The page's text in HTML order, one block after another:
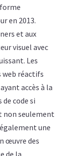
en 2013.
et aux
visuel avec
Les
web réactifs
accès à la
code si
non seulement
une
œuvre des